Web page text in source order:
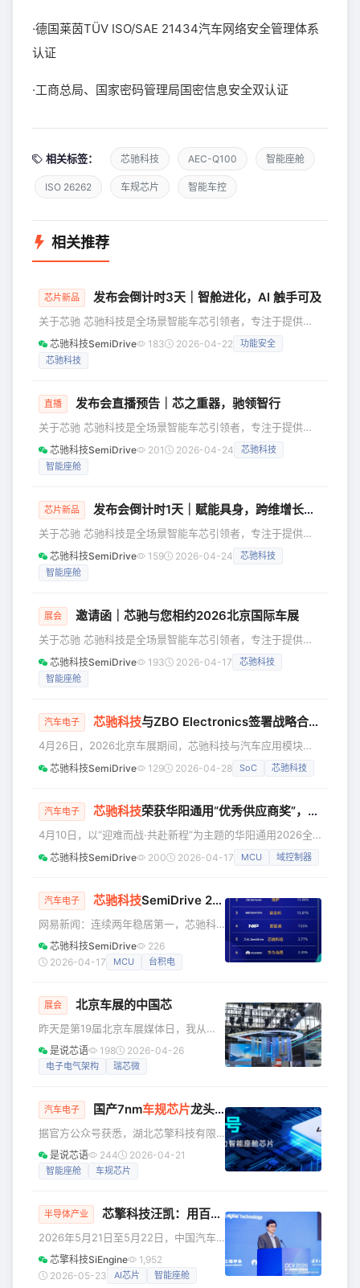
·德国莱茵TÜV ISO/SAE 21434汽车网络安全管理体系
认证
·工商总局、国家密码管理局国密信息安全双认证
相关标签： 芯驰科技 AEC-Q100 智能座舱
ISO 26262 车规芯片 智能车控
相关推荐
芯片新品 发布会倒计时3天｜智舱进化，AI 触手可及
关于芯驰 芯驰科技是全场景智能车芯引领者，专注于提供高
性能、高可靠的车规芯片，覆盖智能座舱和智能车控领域，涵
盖了未来汽车电子电气架构最核心的芯片类别。 芯驰全系列
机厂及部分国际主流车企，包括上汽、奇瑞、长安、东风、一
汽、日产、本田、大众、理想等。 五大认证 放芯驰骋 ·德国
莱茵TÜ
芯驰科技SemiDrive 183 2026-04-22
功能安全
芯驰科技
直播 发布会直播预告｜芯之重器，驰领智行
关于芯驰 芯驰科技是全场景智能车芯引领者，专注于提供高
性能、高可靠的车规芯片，覆盖智能座舱和智能车控领域，涵
盖了未来汽车电子电气架构最核心的芯片类别。 芯驰全系列
机厂及部分国际主流车企，包括上汽、奇瑞、长安、东风、一
汽、日产、本田、大众、理想等。 五大认证 放芯驰骋 ·德国
莱茵TÜ
芯驰科技SemiDrive 201 2026-04-24
芯驰科技
智能座舱
芯片新品 发布会倒计时1天｜赋能具身，跨维增长新引擎
关于芯驰 芯驰科技是全场景智能车芯引领者，专注于提供高
性能、高可靠的车规芯片，覆盖智能座舱和智能车控领域，涵
盖了未来汽车电子电气架构最核心的芯片类别。 芯驰全系列
机厂及部分国际主流车企，包括上汽、奇瑞、长安、东风、一
汽、日产、本田、大众、理想等。 五大认证 放芯驰骋 ·德国
莱茵TÜ
芯驰科技SemiDrive 159 2026-04-24
芯驰科技
智能座舱
展会 邀请函｜芯驰与您相约2026北京国际车展
关于芯驰 芯驰科技是全场景智能车芯引领者，专注于提供高
性能、高可靠的车规芯片，覆盖智能座舱和智能车控领域，涵
盖了未来汽车电子电气架构最核心的芯片类别。 芯驰全系列
机厂及部分国际主流车企，包括上汽、奇瑞、长安、东风、一
汽、日产、本田、大众、理想等。 五大认证 放芯驰骋 ·德国
莱茵TÜ
芯驰科技SemiDrive 193 2026-04-17
芯驰科技
智能座舱
汽车电子 芯驰科技与ZBO Electronics签署战略合作，加速汽车芯片出海与全球化布局
4月26日，2026北京车展期间，芯驰科技与汽车应用模块化
电子硬件系统供应商ZBO Electonics签署战略合作协议，双
Eugene Wang、芯驰科技创始人兼董事长仇雨菁、ZBO
Patri
芯驰科技SemiDrive 129 2026-04-28 SoC 芯驰科技
汽车电子 芯驰科技荣获华阳通用“优秀供应商奖”，携手共赴新程！
4月10日，以“迎难而战·共赴新程”为主题的华阳通用2026全
球合作伙伴大会在惠州隆重召开。凭借持续创新研发、稳定量
年获得华阳通用颁发的供应商大奖，双方从项目协同到战略共
生的深厚伙伴关系持续升级。 华阳通用是ADAYO华阳集团
（股票代码: 002906）汽车电子业务的主力军，拥有信息娱
乐
芯驰科技SemiDrive 200 2026-04-17 MCU 域控制器
汽车电子 芯驰科技SemiDrive 2026年第一季度资讯
网易新闻：连续两年稳居第一，芯驰科
技领跑本土座舱芯片市场份额 据高工数
据显示，2025年中国市场（不含进出
载率已攀升至76.62%。芯驰科技凭借稳
占据第五名，同时也是本土厂商首位。
以芯驰科技为代表的国产阵营之所以能
持续扩大市场份额，关键在于实现了从
技是本土
芯驰科技SemiDrive
226
2026-04-17
MCU 台积电
展会 北京车展的中国芯
昨天是第19届北京车展媒体日，我从上
午10点一直逛到下午4点，硬生生走了
26000步。 这次逛展没时间看新车，整
链真实实力。 | 重点独立展位芯企实拍
独设展的核心汽车电子芯片企业，每家
都是当下车企量产装车刚需主力。 🔹 黑
芝麻智能 E108独立展位人气超高，作为
是说芯语 198 2026-04-26
电子电气架构 瑞芯微
汽车电子 国产7nm车规芯片龙头，斩获超1亿美金融资！
据官方公众号获悉，湖北芯擎科技有限
公司宣布完成新一轮超 1 亿美元融资，
新老股东协同加持，为公司从芯片提供
能扩张与生态建设，持续强化芯擎在智
领先优势。 作为国内车规级高端芯片领
军企业，芯擎科技已构建智能座舱 + 智
能驾驶双线技术壁垒，依托 7 纳米先进
是说芯语 244 2026-04-21
智能座舱 车规芯片
半导体产业 芯擎科技汪凯：用百万智能车检验的车规芯，驱动端侧智能新纪元
2026年5月21日至5月22日，中国汽车
工程学会主办的智能网联汽车技术年会
（CICV）在上海召开。芯擎科技创始人
芯擎科技SiEngine
1,952
2026-05-23
AI芯片 智能座舱